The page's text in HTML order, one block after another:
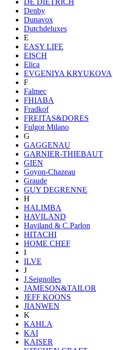
Denby
Dunavox
Dutchdeluxes
E
EASY LIFE
EISCH
Elica
EVGENIYA KRYUKOVA
F
Falmec
FHIABA
Fradkof
FREITAS&DORES
Fulgor Milano
G
GAGGENAU
GARNIER-THIEBAUT
GIEN
Goyon-Chazeau
Graude
GUY DEGRENNE
H
HALIMBA
HAVILAND
Haviland & C.Parlon
HITACHI
HOME CHEF
I
ILVE
J
J.Seignolles
JAMESON&TAILOR
JEFF KOONS
JIANWEN
K
KAHLA
KAI
KAISER